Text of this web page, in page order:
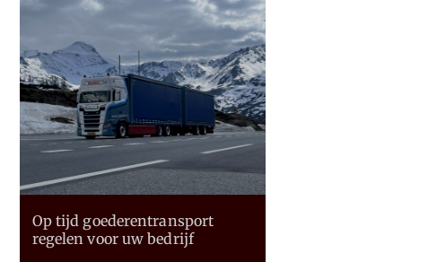
Op tijd goederentransport
regelen voor uw bedrijf